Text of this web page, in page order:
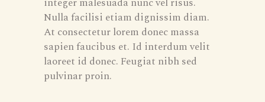
Nulla facilisi etiam dignissim diam.
At consectetur lorem donec massa
sapien faucibus et. Id interdum velit
laoreet id donec. Feugiat nibh sed
pulvinar proin.